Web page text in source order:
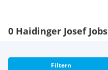
0 Haidinger Josef Jobs
Filtern